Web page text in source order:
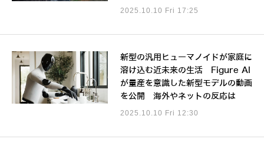
2025.10.10 Fri 17:25
新型の汎用ヒューマノイドが家庭に
溶け込む近未来の生活 Figure AI
が量産を意識した新型モデルの動画
を公開 海外やネットの反応は
2025.10.10 Fri 12:30